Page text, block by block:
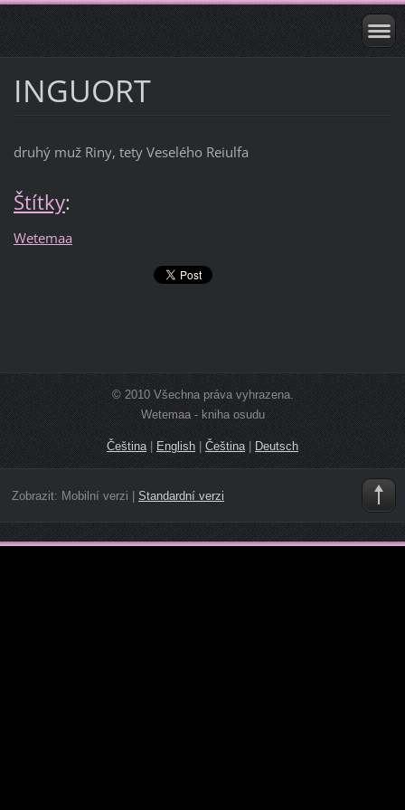
INGUORT
druhý muž Riny, tety Veselého Reiulfa
Štítky:
Wetemaa
© 2010 Všechna práva vyhrazena.
Wetemaa - kniha osudu
Čeština English Čeština Deutsch
Zobrazit: Mobilní verzi Standardní verzi